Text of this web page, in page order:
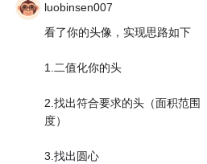
luobinsen007
看了你的头像，实现思路如下
1.二值化你的头
2.找出符合要求的头（面积范围
度）
3.找出圆心